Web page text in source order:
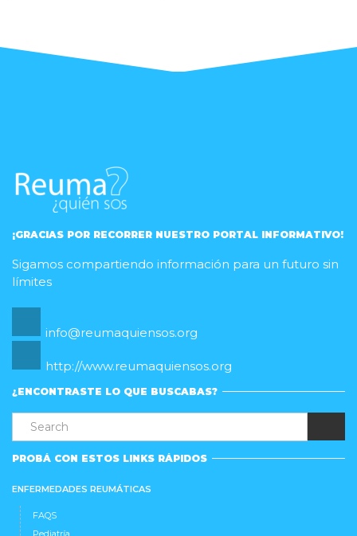
¡GRACIAS POR RECORRER NUESTRO PORTAL INFORMATIVO!
Sigamos compartiendo información para un futuro sin
límites
info@reumaquiensos.org
http://www.reumaquiensos.org
¿ENCONTRASTE LO QUE BUSCABAS?
PROBÁ CON ESTOS LINKS RÁPIDOS
ENFERMEDADES REUMÁTICAS
FAQS
Pediatría